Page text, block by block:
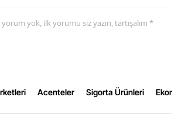
yok, ilk yorumu siz yazın, tartışalım *
Acenteler Sigorta Ürünleri